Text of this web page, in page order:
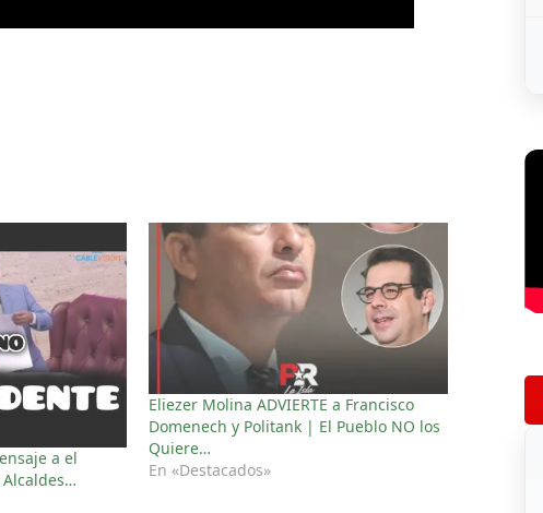
a el
Eliezer Molina ADVIERTE a Francisco
Domenech y Politank | El Pueblo NO los
Quiere…
En «Destacados»